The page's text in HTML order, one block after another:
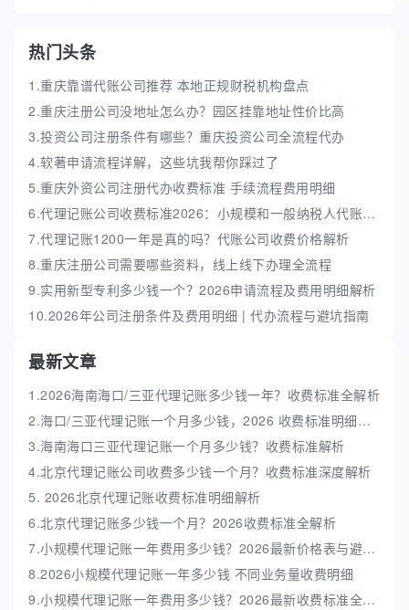
热门头条
1.重庆靠谱代账公司推荐 本地正规财税机构盘点
2.重庆注册公司没地址怎么办？园区挂靠地址性价比高
3.投资公司注册条件有哪些？重庆投资公司全流程代办
4.软著申请流程详解，这些坑我帮你踩过了
5.重庆外资公司注册代办收费标准 手续流程费用明细
6.代理记账公司收费标准2026：小规模和一般纳税人代账费解析
7.代理记账1200一年是真的吗？代账公司收费价格解析
8.重庆注册公司需要哪些资料，线上线下办理全流程
9.实用新型专利多少钱一个？2026申请流程及费用明细解析
10.2026年公司注册条件及费用明细 | 代办流程与避坑指南
最新文章
1.2026海南海口/三亚代理记账多少钱一年？收费标准全解析
2.海口/三亚代理记账一个月多少钱，2026 收费标准明细解析
3.海南海口三亚代理记账一个月多少钱？收费标准解析
4.北京代理记账公司收费多少钱一个月？收费标准深度解析
5. 2026北京代理记账收费标准明细解析
6.北京代理记账多少钱一个月？2026收费标准全解析
7.小规模代理记账一年费用多少钱？2026最新价格表与避坑指南
8.2026小规模代理记账一年多少钱 不同业务量收费明细
9.小规模代理记账一年费用多少钱？2026最新收费标准全解析